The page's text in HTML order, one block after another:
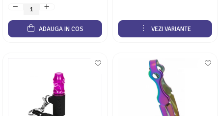
ADAUGA IN COS VEZI VARIANTE